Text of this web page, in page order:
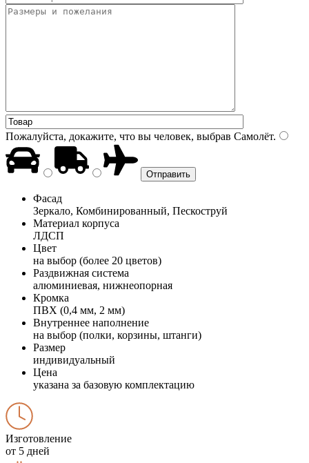
Пожалуйста, докажите, что вы человек, выбрав Самолёт.
Фасад
Зеркало, Комбинированный, Пескоструй
Материал корпуса
ЛДСП
Цвет
на выбор (более 20 цветов)
Раздвижная система
алюминиевая, нижнеопорная
Кромка
ПВХ (0,4 мм, 2 мм)
Внутреннее наполнение
на выбор (полки, корзины, штанги)
Размер
индивидуальный
Цена
указана за базовую комплектацию
Изготовление
от 5 дней